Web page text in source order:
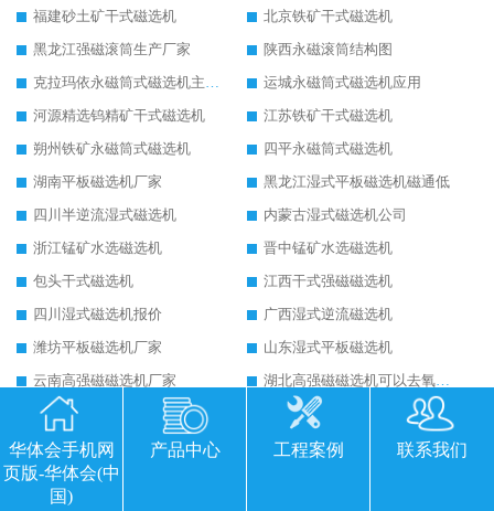
福建砂土矿干式磁选机
北京铁矿干式磁选机
黑龙江强磁滚筒生产厂家
陕西永磁滚筒结构图
克拉玛依永磁筒式磁选机主要技术参数
运城永磁筒式磁选机应用
河源精选钨精矿干式磁选机
江苏铁矿干式磁选机
朔州铁矿永磁筒式磁选机
四平永磁筒式磁选机
湖南平板磁选机厂家
黑龙江湿式平板磁选机磁通低
四川半逆流湿式磁选机
内蒙古湿式磁选机公司
浙江锰矿水选磁选机
晋中锰矿水选磁选机
包头干式磁选机
江西干式强磁磁选机
四川湿式磁选机报价
广西湿式逆流磁选机
潍坊平板磁选机厂家
山东湿式平板磁选机
云南高强磁磁选机厂家
湖北高强磁磁选机可以去氧化铝
广西超强皮带辊式磁选机
山东四辊干式磁选机
广西铁矿干式磁选机
西宁干式永磁筒式弱磁场磁选机结构图
海南强磁平板磁选机
华体会手机网
页版-华体会(中
国)
产品中心 工程案例 联系我们